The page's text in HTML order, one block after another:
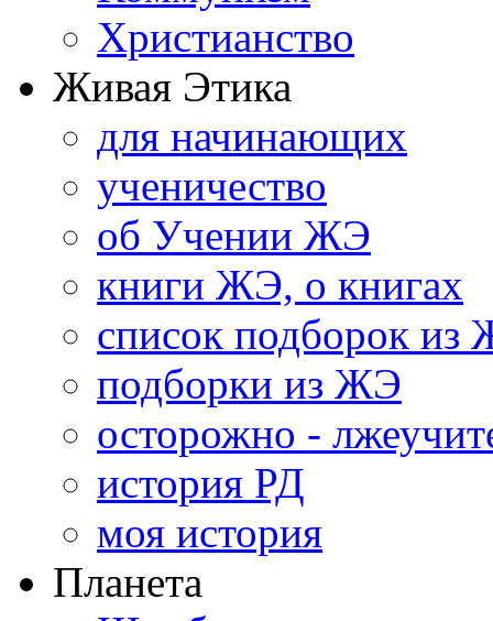
Христианство
Живая Этика
для начинающих
ученичество
об Учении ЖЭ
книги ЖЭ, о книгах
список подборок из
подборки из ЖЭ
осторожно -
история РД
моя история
Планета